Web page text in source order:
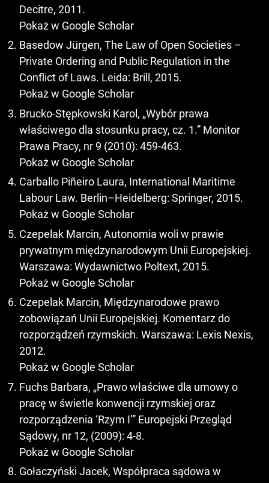
Decitre, 2011.
Pokaż w Google Scholar
Basedow Jürgen, The Law of Open Societies –
Private Ordering and Public Regulation in the
Conflict of Laws. Leida: Brill, 2015.
Pokaż w Google Scholar
Brucko-Stępkowski Karol, „Wybór prawa
właściwego dla stosunku pracy, cz. 1.” Monitor
Prawa Pracy, nr 9 (2010): 459-463.
Pokaż w Google Scholar
Carballo Piñeiro Laura, International Maritime
Labour Law. Berlin–Heidelberg: Springer, 2015.
Pokaż w Google Scholar
Czepelak Marcin, Autonomia woli w prawie
prywatnym międzynarodowym Unii Europejskiej.
Warszawa: Wydawnictwo Poltext, 2015.
Pokaż w Google Scholar
Czepelak Marcin, Międzynarodowe prawo
zobowiązań Unii Europejskiej. Komentarz do
rozporządzeń rzymskich. Warszawa: Lexis Nexis,
2012.
Pokaż w Google Scholar
Fuchs Barbara, „Prawo właściwe dla umowy o
pracę w świetle konwencji rzymskiej oraz
rozporządzenia ‘Rzym I’” Europejski Przegląd
Sądowy, nr 12, (2009): 4-8.
Pokaż w Google Scholar
Gołaczyński Jacek, Współpraca sądowa w